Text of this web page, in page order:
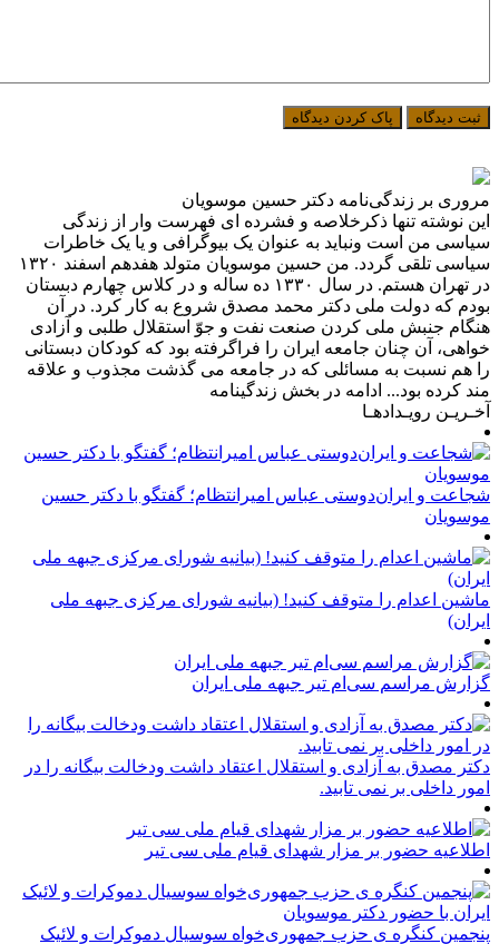
مروری بر زندگی‌نامه دکتر حسین موسویان
این نوشته تنها ذکرخلاصه و فشرده ای فهرست وار از زندگی
سیاسی من است ونباید به عنوان یک بیوگرافی و یا یک خاطرات
سیاسی تلقی گردد. من حسین موسویان متولد هفدهم اسفند ۱۳۲۰
در تهران هستم. در سال ۱۳۳۰ ده ساله و در کلاس چهارم دبستان
بودم که دولت ملی دکتر محمد مصدق شروع به کار کرد. در آن
هنگام جنبش ملی کردن صنعت نفت و جوّ استقلال طلبی و آزادی
خواهی، آن چنان جامعه ایران را فراگرفته بود که کودکان دبستانی
را هم نسبت به مسائلی که در جامعه می گذشت مجذوب و علاقه
مند کرده بود... ادامه در بخش زندگینامه
آخـریـن رویـدادهـا
شجاعت و ایران‌دوستی عباس امیرانتظام؛ گفتگو با دکتر حسین
موسویان
ماشین اعدام را متوقف کنید! (بیانیه شورای مرکزی جبهه ملی
ایران)
گزارش مراسم سی‌ام تیر جبهه ملی ایران
دکتر مصدق به آزادی و استقلال اعتقاد داشت ودخالت بیگانه را در
امور داخلی بر نمی تابید.
اطلاعیه حضور بر مزار شهدای قیام ملی سی تیر
پنجمین کنگره ی حزب جمهوری‌خواه سوسیال دموکرات و لائیک